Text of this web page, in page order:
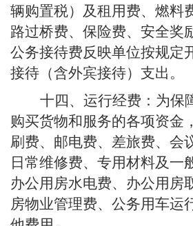
辆购置税）及租用费、燃料
路过桥费、保险费、安全奖
公务接待费反映单位按规定
接待（含外宾接待）支出。
十四、运行经费： 为保
购买货物和服务的各项资金
刷费、邮电费、差旅费、会
日常维修费、专用材料及一
办公用房水电费、办公用房
房物业管理费、公务用车运